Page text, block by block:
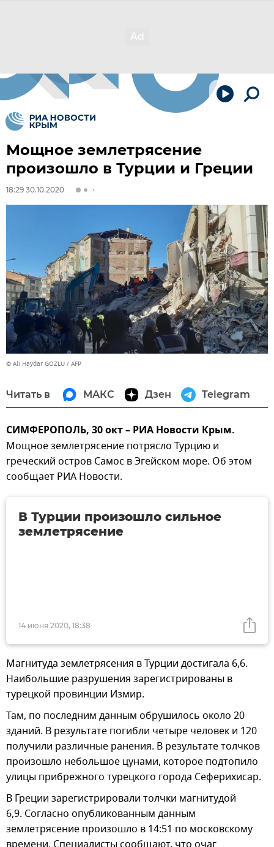
Мощное землетрясение
произошло в Турции и Греции
18:29 30.10.2020
© Ali Haydar GOZLU / AFP
Читать в МАКС Дзен Telegram
СИМФЕРОПОЛЬ, 30 окт – РИА Новости Крым.
Мощное землетрясение потрясло Турцию и
греческий остров Самос в Эгейском море. Об этом
сообщает РИА Новости.
14 июня 2020, 18:38
В Турции произошло сильное
землетрясение
Магнитуда землетрясения в Турции достигала 6,6.
Наибольшие разрушения зарегистрированы в
турецкой провинции Измир.
Там, по последним данным обрушилось около 20
зданий. В результате погибли четыре человек и 120
получили различные ранения. В результате толчков
произошло небольшое цунами, которое подтопило
улицы прибрежного турецкого города Сеферихисар.
В Греции зарегистрировали толчки магнитудой
6,9. Согласно опубликованным данным
землетрясение произошло в 14:51 по московскому